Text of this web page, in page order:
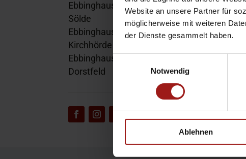
Website an unsere Partner für
möglicherweise mit weiteren
der Dienste gesammelt haben.
Einwilligungsauswahl
Notwendig
Ablehnen
Ebbinghaus am Flughafen – Dortmund
Sölde
Ebbinghaus am Tierpark – Dortmund
Kirchhörde
Ebbinghaus Autozentrum – Dortmund
Dorstfeld